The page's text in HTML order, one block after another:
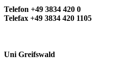
Telefon +49 3834 420 0
Telefax +49 3834 420 1105
Uni Greifswald